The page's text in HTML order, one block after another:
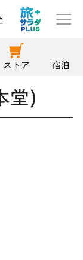
ストア 宿泊
堂)